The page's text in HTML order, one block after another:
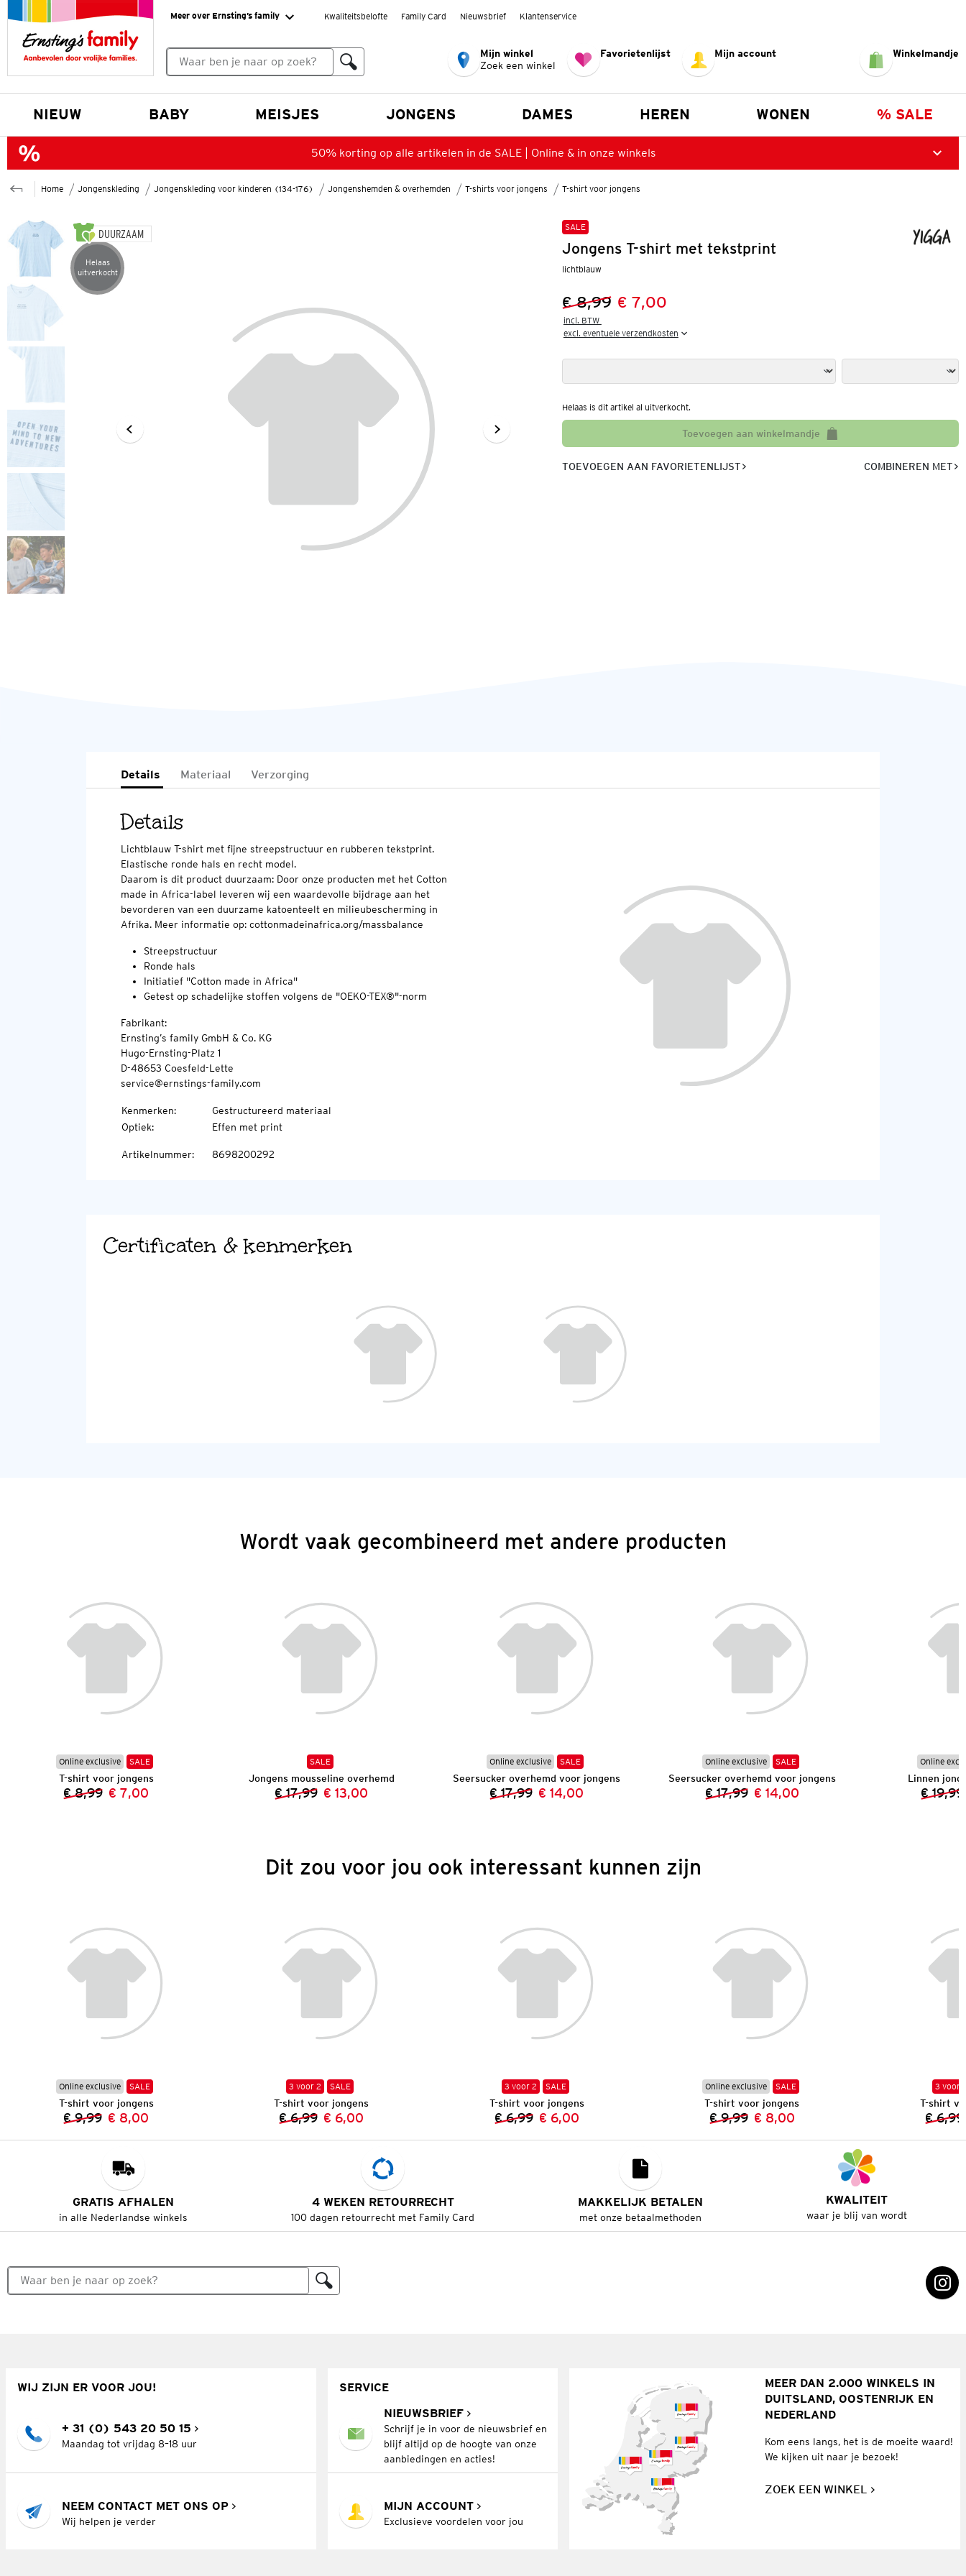
Meer over Ernsting’s family Kwaliteitsbelofte Family Card Nieuwsbrief Klantenservice
Mijn winkel
Zoek een winkel
Favorietenlijst Mijn account Winkelmandje
NIEUW BABY MEISJES JONGENS DAMES HEREN WONEN % SALE
50% korting op alle artikelen in de SALE | Online & in onze winkels
Home Jongenskleding Jongenskleding voor kinderen (134-176) Jongenshemden & overhemden T-shirts voor jongens T-shirt voor jongens
DUURZAAM
Artikel helaas uitverkocht
Helaas
uitverkocht
SALE
Jongens T-shirt met tekstprint
lichtblauw
Vorige prijs:
€ 8,99
Nieuwe prijs:
€ 7,00
incl. BTW
excl. eventuele verzendkosten
Helaas is dit artikel al uitverkocht.
Toevoegen aan winkelmandje
TOEVOEGEN AAN FAVORIETENLIJST COMBINEREN MET
Details Materiaal Verzorging
Details
Lichtblauw T-shirt met fijne streepstructuur en rubberen tekstprint.
Elastische ronde hals en recht model.
Daarom is dit product duurzaam: Door onze producten met het Cotton
made in Africa-label leveren wij een waardevolle bijdrage aan het
bevorderen van een duurzame katoenteelt en milieubescherming in
Afrika. Meer informatie op: cottonmadeinafrica.org/massbalance
Streepstructuur
Ronde hals
Initiatief "Cotton made in Africa"
Getest op schadelijke stoffen volgens de "OEKO-TEX®"-norm
Fabrikant:
Ernsting’s family GmbH & Co. KG
Hugo-Ernsting-Platz 1
D-48653 Coesfeld-Lette
service@ernstings-family.com
Kenmerken:
Gestructureerd materiaal
Optiek: Effen met print
Artikelnummer: 8698200292
Certificaten & kenmerken
Wordt vaak gecombineerd met andere producten
Online exclusive SALE
T-shirt voor jongens
Vorige prijs:
€ 8,99 Nieuwe prijs:
€ 7,00
SALE
Jongens mousseline overhemd
Vorige prijs:
€ 17,99 Nieuwe prijs:
€ 13,00
Online exclusive SALE
Seersucker overhemd voor jongens
Vorige prijs:
€ 17,99 Nieuwe prijs:
€ 14,00
Online exclusive SALE
Seersucker overhemd voor jongens
Vorige prijs:
€ 17,99 Nieuwe prijs:
€ 14,00
Online
Linnen
€ 19,99
Dit zou voor jou ook interessant kunnen zijn
Online exclusive SALE
T-shirt voor jongens
Vorige prijs:
€ 9,99 Nieuwe prijs:
€ 8,00
3 voor 2 SALE
T-shirt voor jongens
Vorige prijs:
€ 6,99 Nieuwe prijs:
€ 6,00
3 voor 2 SALE
T-shirt voor jongens
Vorige prijs:
€ 6,99 Nieuwe prijs:
€ 6,00
Online exclusive SALE
T-shirt voor jongens
Vorige prijs:
€ 9,99 Nieuwe prijs:
€ 8,00
3 voor
T-shirt
€ 6,99
GRATIS AFHALEN
in alle Nederlandse winkels
4 WEKEN RETOURRECHT
100 dagen retourrecht met Family Card
MAKKELIJK BETALEN
met onze betaalmethoden
KWALITEIT
waar je blij van wordt
WIJ ZIJN ER VOOR JOU!
+ 31 (0) 543 20 50 15
Maandag tot vrijdag 8–18 uur
NEEM CONTACT MET ONS OP
Wij helpen je verder
SERVICE
NIEUWSBRIEF
Schrijf je in voor de nieuwsbrief en
blijf altijd op de hoogte van onze
aanbiedingen en acties!
MIJN ACCOUNT
Exclusieve voordelen voor jou
MEER DAN 2.000 WINKELS IN
DUITSLAND, OOSTENRIJK EN
NEDERLAND
Kom eens langs, het is de moeite waard!
We kijken uit naar je bezoek!
ZOEK EEN WINKEL